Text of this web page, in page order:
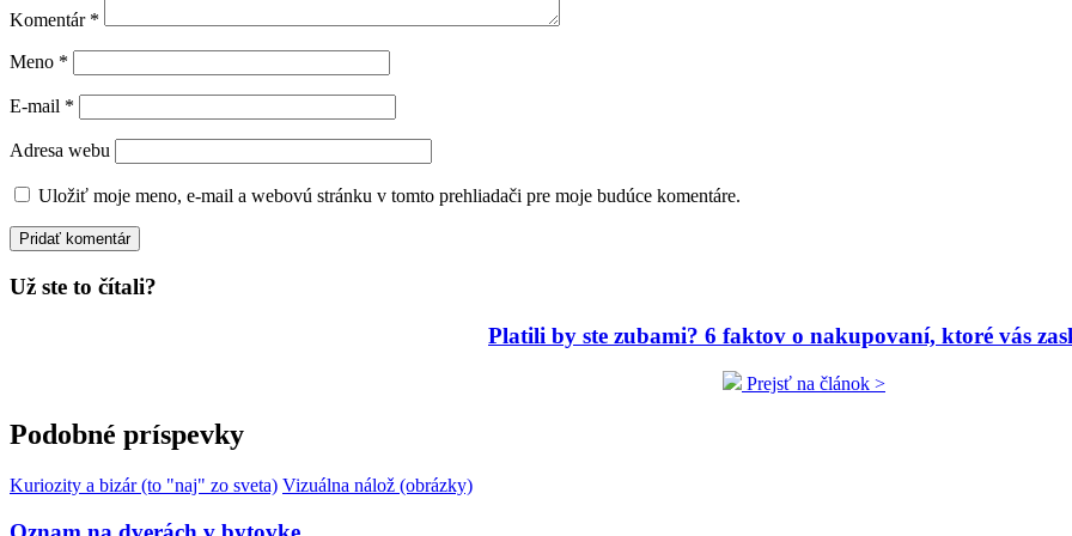
Komentár *
Meno *
E-mail *
Adresa webu
Uložiť moje meno, e-mail a webovú stránku v tomto prehliadači pre moje budúce komentáre.
Už ste to čítali?
Platili by ste zubami? 6 faktov o nakupovaní, ktoré vás
Prejsť na článok >
Podobné príspevky
Kuriozity a bizár (to "naj" zo sveta) Vizuálna nálož (obrázky)